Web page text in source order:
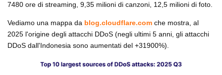
7480 ore di streaming, 9,35 milioni di canzoni, 12,5 milioni di foto.
Vediamo una mappa da blog.cloudflare.com che mostra, al
2025 l'origine degli attacchi DDoS (negli ultimi 5 anni, gli attacchi
DDoS dall'Indonesia sono aumentati del +31900%).